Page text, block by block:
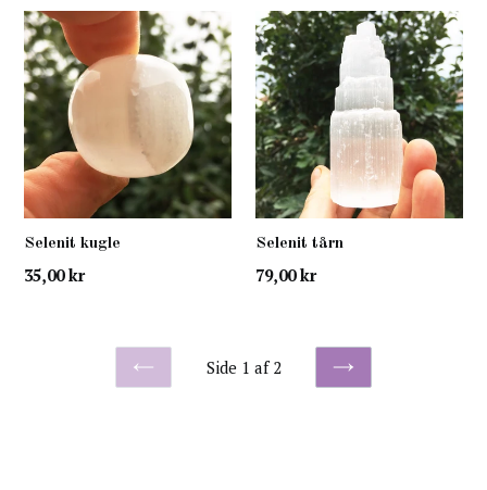
Selenit kugle
normal
35,00 kr
Selenit tårn
normal
79,00 kr
FORRIGE
Side 1 af 2
NÆSTE